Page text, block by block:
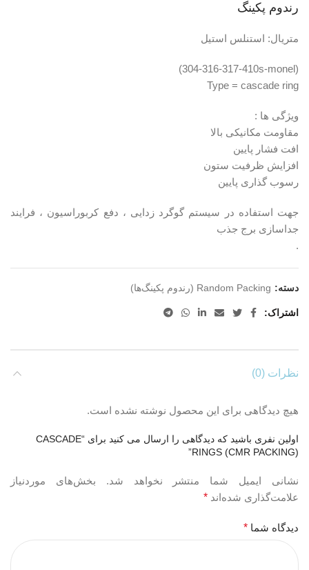
رندوم پکینگ
متریال: استنلس استیل
(304-316-317-410s-monel)
Type = cascade ring
ویژگی ها :
مقاومت مکانیکی بالا
افت فشار پایین
افزایش ظرفیت ستون
رسوب گذاری پایین
جهت استفاده در سیستم گوگرد زدایی ، دفع کربوراسیون ، فرایند
جداسازی برج جذب
.
دسته: Random Packing (رندوم پکینگ‌ها)
اشتراک
نظرات (0)
هیچ دیدگاهی برای این محصول نوشته نشده است.
اولین نفری باشید که دیدگاهی را ارسال می کنید برای “CASCADE
RINGS (CMR PACKING)”
نشانی ایمیل شما منتشر نخواهد شد.
بخش‌های موردنیاز
علامت‌گذاری شده‌اند *
دیدگاه شما *